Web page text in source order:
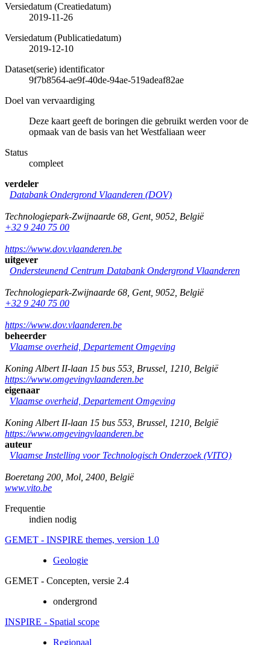
Versiedatum (Creatiedatum)
2019-11-26
Versiedatum (Publicatiedatum)
2019-12-10
Dataset(serie) identificator
9f7b8564-ae9f-40de-94ae-519adeaf82ae
Doel van vervaardiging
Deze kaart geeft de boringen die gebruikt werden voor de
opmaak van de basis van het Westfaliaan weer
Status
compleet
verdeler
Databank Ondergrond Vlaanderen (DOV)
Technologiepark-Zwijnaarde 68 Gent, 9052 België
+32 9 240 75 00
https://www.dov.vlaanderen.be
uitgever
Ondersteunend Centrum Databank Ondergrond Vlaanderen
Technologiepark-Zwijnaarde 68 Gent, 9052 België
+32 9 240 75 00
https://www.dov.vlaanderen.be
beheerder
Vlaamse overheid, Departement Omgeving
Koning Albert II-laan 15 bus 553 Brussel 1210 België
https://www.omgevingvlaanderen.be
eigenaar
Vlaamse overheid, Departement Omgeving
Koning Albert II-laan 15 bus 553 Brussel 1210 België
https://www.omgevingvlaanderen.be
auteur
Vlaamse Instelling voor Technologisch Onderzoek (VITO)
Boeretang 200 Mol 2400 België
www.vito.be
Frequentie
indien nodig
GEMET - INSPIRE themes, version 1.0
Geologie
GEMET - Concepten, versie 2.4
ondergrond
INSPIRE - Spatial scope
Regionaal